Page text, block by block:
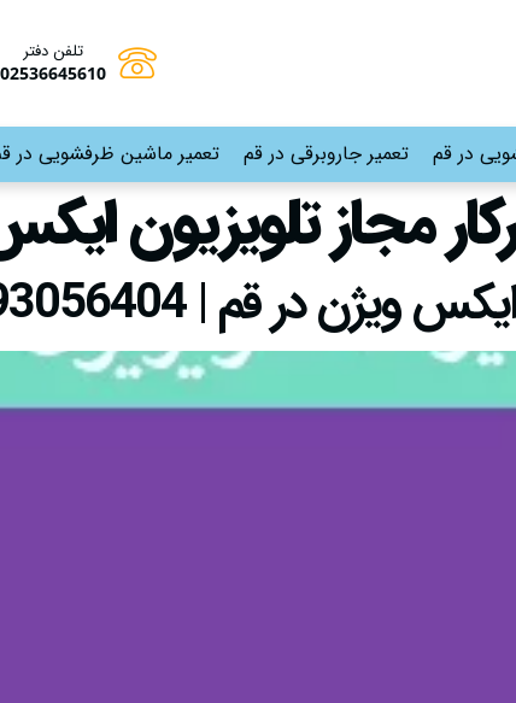
تلفن دفتر
02536645610
در قم تعمیر جاروبرقی در قم تعمیر ماشین ظرفشویی در
مجاز تلویزیون
در قم | 09193056404